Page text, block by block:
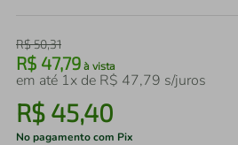
R$50,31
R$ 47,79 à vista
em até 1x de R$ 47,79 s/juros
R$ 45,40
No pagamento com Pix